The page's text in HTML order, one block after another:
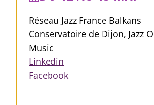
Réseau Jazz France Balkans
Conservatoire de Dijon, Jazz
Music
Linkedin
Facebook